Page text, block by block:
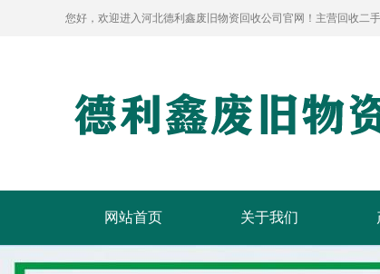
您好，欢迎进入河北德利鑫废旧物资回收公司官网！主营回收二
网站首页 关于我们